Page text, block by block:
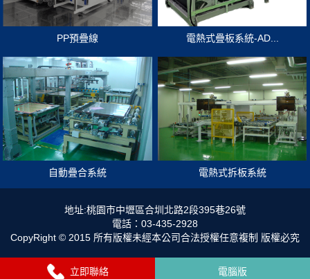
PP預疊線 電熱式疊板系統-AD...
自動疊合系統 電熱式拆板系統
地址:桃園市中壢區合圳北路2段395巷26號
電話：03-435-2928
CopyRight © 2015 所有版權未經本公司合法授權任意複制 版權必究
立即聯絡 電腦版